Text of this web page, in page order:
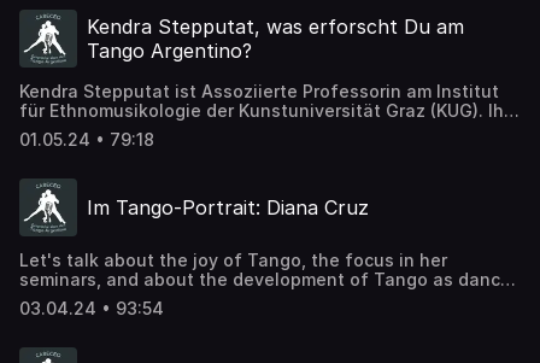
Kendra Stepputat, was erforscht Du am
Tango Argentino?
Kendra Stepputat ist Assoziierte Professorin am Institut
für Ethnomusikologie der Kunstuniversität Graz (KUG). Ihre
Forschungsschwerpunkte sind balinesische Musik und
Tanz sowie Tango Argentino, mit einem Fokus auf
01.05.24 • 79:18
Im Tango-Portrait: Diana Cruz
Let's talk about the joy of Tango, the focus in her
seminars, and about the development of Tango as dance.
Does she still enjoy to dance Tango socially?
03.04.24 • 93:54